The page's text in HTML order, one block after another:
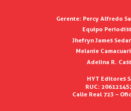
Gerente: Percy Alfredo
Equipo
Jhefryn James
Melanie
Adelina R.
HYT Editores
RUC:
Calle Real 723 –